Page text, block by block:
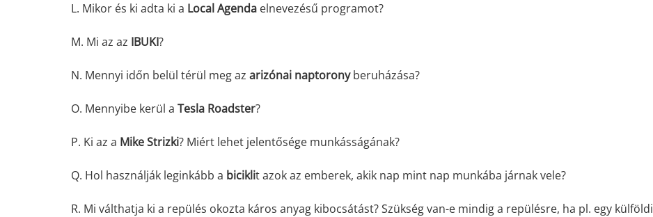
L. Mikor és ki adta ki a Local Agenda elnevezésű programot?
M. Mi az az IBUKI?
N. Mennyi időn belül térül meg az arizónai naptoronyberuházása?
O. Mennyibe kerül a Tesla Roadster?
P. Ki az a Mike Strizki? Miért lehet jelentősége munkásságának?
Q. Hol használják leginkább a biciklit azok az emberek, akik nap mint nap munkába járnak vele?
R. Mi válthatja ki a repülés okozta káros anyag kibocsátást? Szükség van-e mindig a repülésre, ha pl. egy külföldi